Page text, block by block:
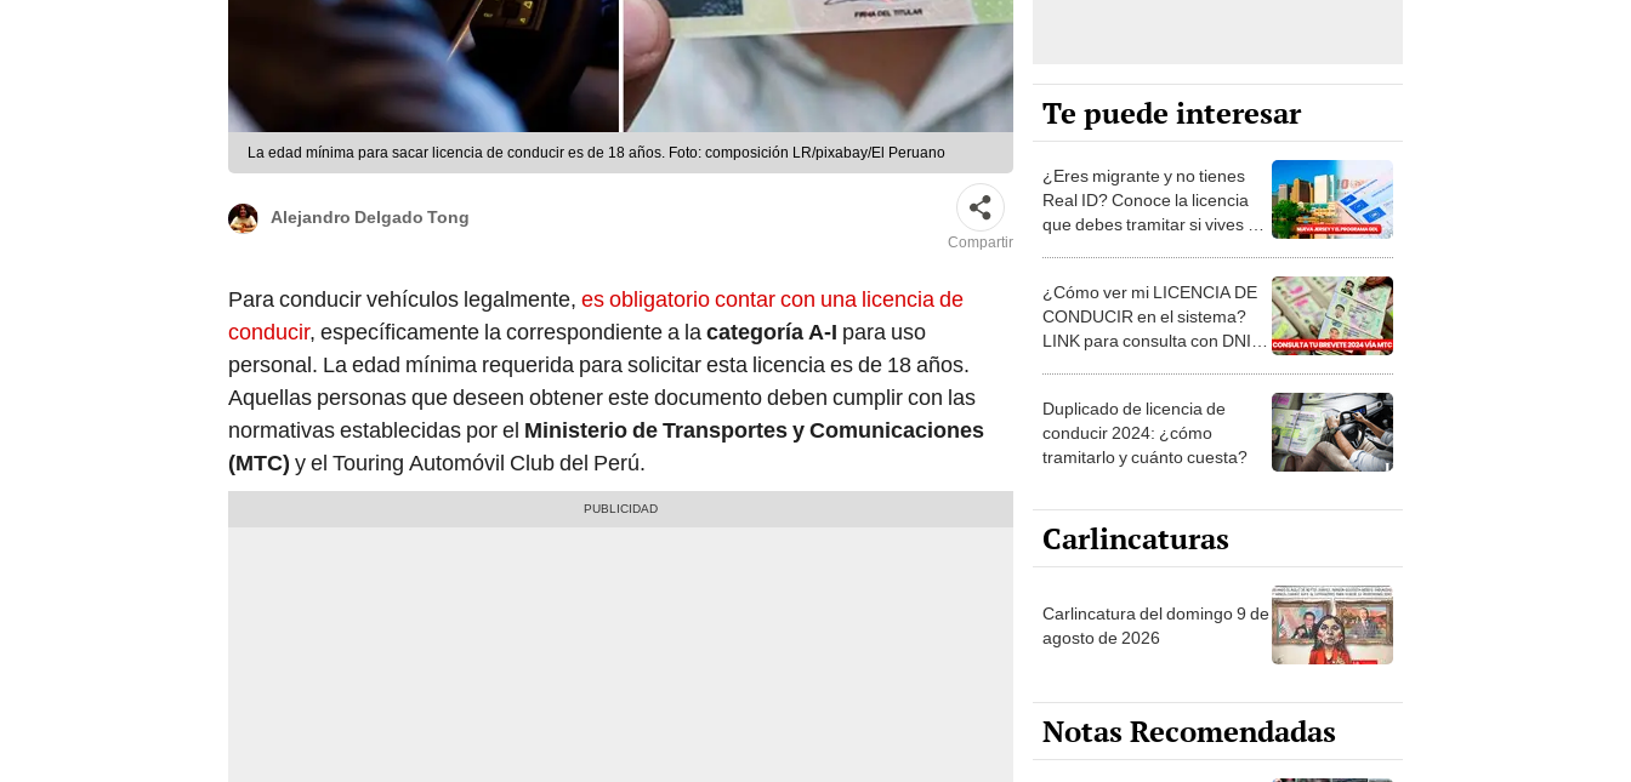
La edad mínima para sacar licencia de conducir es de 18 años. Foto: composición LR/pixabay/El Peruano
Alejandro Delgado Tong
Compartir
Para conducir vehículos legalmente, es obligatorio contar con una licencia de
conducir, específicamente la correspondiente a lacategoría A-I para uso
personal. La edad mínima requerida para solicitar esta licencia es de 18 años.
Aquellas personas que deseen obtener este documento deben cumplir con las
normativas establecidas por el Ministerio de Transportes y Comunicaciones
(MTC) y el Touring Automóvil Club del Perú.
Te puede interesar
¿Eres migrante y no tienes
Real ID? Conoce la licencia
que debes tramitar si vives en
¿Cómo ver mi LICENCIA DE
CONDUCIR en el sistema?
LINK para consulta con DNI,
Duplicado de licencia de
conducir 2024: ¿cómo
tramitarlo y cuánto cuesta?
Carlincaturas
Carlincatura del domingo 9 de
agosto de 2026
Notas Recomendadas